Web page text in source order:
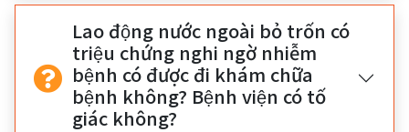
Lao động nước ngoài bỏ trốn có
triệu chứng nghi ngờ nhiễm
bệnh có được đi khám chữa
bệnh không? Bệnh viện có tố
giác không?